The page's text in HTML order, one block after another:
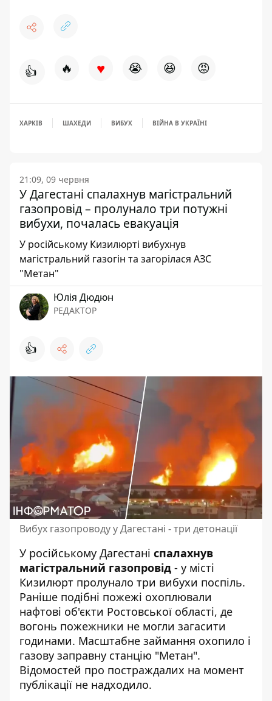
👍 🔥 ♥ 😭 😆 😡
ХАРКІВ ШАХЕДИ ВИБУХ ВІЙНА В УКРАЇНІ
21:09, 09 червня
У Дагестані спалахнув магістральний
газопровід – пролунало три потужні
вибухи, почалась евакуація
У російському Кизилюрті вибухнув
магістральний газогін та загорілася АЗС
"Метан"
Юлія Дюдюн
РЕДАКТОР
👍
Вибух газопроводу у Дагестані - три детонації
У російському Дагестані спалахнув
магістральний газопровід - у місті
Кизилюрт пролунало три вибухи поспіль.
Раніше подібні пожежі охоплювали
нафтові об'єкти Ростовської області, де
вогонь пожежники не могли загасити
годинами. Масштабне займання охопило і
газову заправну станцію "Метан".
Відомостей про постраждалих на момент
публікації не надходило.